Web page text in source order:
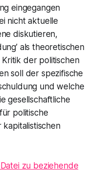
eingegangen
nicht aktuelle
diskutieren,
als theoretischen
der politischen
soll der spezifische
und welche
gesellschaftliche
politische
zu beziehende